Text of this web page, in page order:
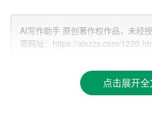
根据《中华人民共和国公文处理
人的姓名应当清晰、准确地呈现。
1. 姓名全称：签发人的姓名应当
AI写作助手 原创著作权作品，未经
章网址：https://aixzzs.com/
点击展开